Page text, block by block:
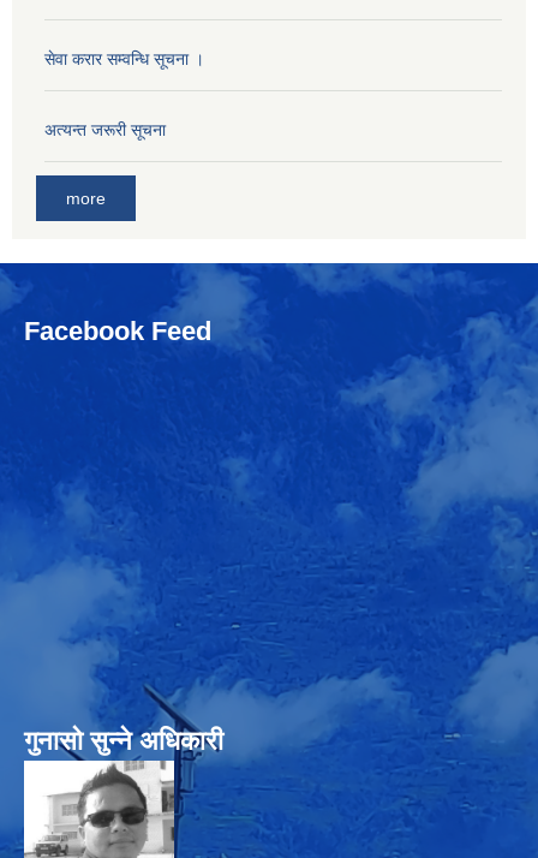
सेवा करार सम्वन्धि सूचना ।
अत्यन्त जरूरी सूचना
more
Facebook Feed
गुनासो सुन्‍ने अधिकारी